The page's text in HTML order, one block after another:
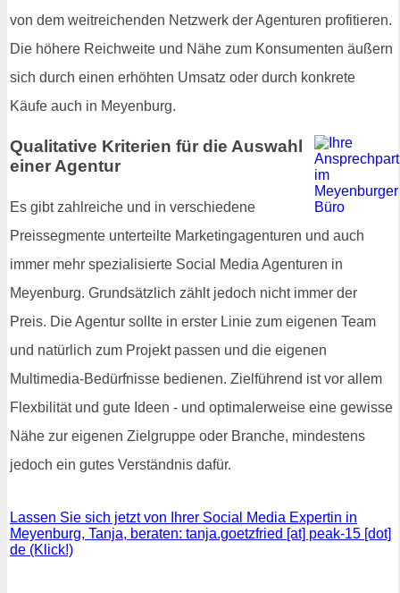
von dem weitreichenden Netzwerk der Agenturen profitieren.
Die höhere Reichweite und Nähe zum Konsumenten äußern
sich durch einen erhöhten Umsatz oder durch konkrete
Käufe auch in Meyenburg.
Qualitative Kriterien für die Auswahl
einer Agentur
Es gibt zahlreiche und in verschiedene
Preissegmente unterteilte Marketingagenturen und auch
immer mehr spezialisierte Social Media Agenturen in
Meyenburg. Grundsätzlich zählt jedoch nicht immer der
Preis. Die Agentur sollte in erster Linie zum eigenen Team
und natürlich zum Projekt passen und die eigenen
Multimedia-Bedürfnisse bedienen. Zielführend ist vor allem
Flexbilität und gute Ideen - und optimalerweise eine gewisse
Nähe zur eigenen Zielgruppe oder Branche, mindestens
jedoch ein gutes Verständnis dafür.
Lassen Sie sich jetzt von Ihrer Social Media Expertin in
Meyenburg, Tanja, beraten: tanja.goetzfried [at] peak-15 [dot]
de (Klick!)